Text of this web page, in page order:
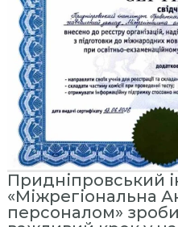
Придніпровський
«Міжрегіональна
персоналом»